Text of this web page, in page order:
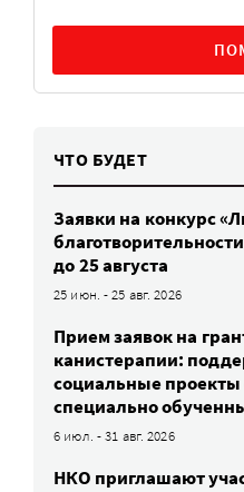
ЧТО БУДЕТ
Заявки на конкурс
до 25 августа
25 июн. - 25 авг. 2026
Прием заявок на
канистерапии:
социальные проекты
специально
6 июл. - 31 авг. 2026
НКО приглашают